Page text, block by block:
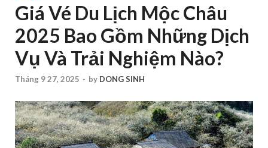
Giá Vé Du Lịch Mộc Châu
2025 Bao Gồm Những Dịch
Vụ Và Trải Nghiệm Nào?
Tháng 9 27, 2025 - by DONG SINH